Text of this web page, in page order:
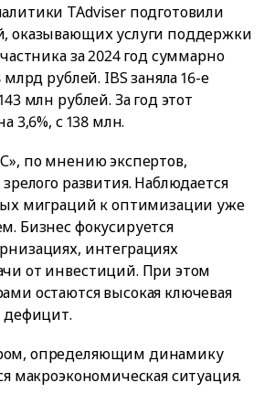
TAdviser подготовили
оказывающих услуги поддержки
за 2024 год суммарно
млрд рублей. IBS заняла 16-е
млн рублей. За год этот
3,6%, с 138 млн.
по мнению экспертов,
развития. Наблюдается
миграций к оптимизации уже
Бизнес фокусируется
интеграциях
от инвестиций. При этом
остаются высокая ключевая
дефицит.
определяющим динамику
макроэкономическая ситуация.